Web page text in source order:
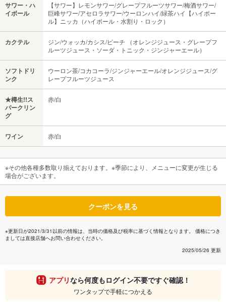
サワー・ハ
イボール
【サワー】レモンサワー/グレープフルーツサワー/梅酒サワー/
巨峰サワー/アセロラサワー/ウーロンハイ/緑茶ハイ【ハイボー
ル】ニッカ（ハイボール・水割り・ロック）
カクテル
ジン/ウォッカ/カシス/ピーチ （オレンジジュース・グレープフ
ルーツジュース・ソーダ・トニック・ジンジャーエール）
ソフトドリ
ンク
ウーロン茶/コカコーラ/ジンジャーエール/オレンジジュース/グ
レープフルーツジュース
★樽生!!ス
パークリン
グ
赤/白
ワイン 赤/白
※その他各種多数取り揃えております。※季節により、メニューに変更が生じる
場合がございます。
クーポンを見る
※更新日が2021/3/31以前の情報は、当時の価格及び税率に基づく情報となります。 価格につき
ましては直接店舗へお問い合わせください。
2025/05/26 更新
アプリなら何度もログイン不要ですぐ確認！
ワンタップで手軽につかえる